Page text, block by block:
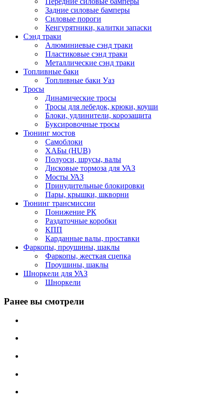
Задние силовые бамперы
Силовые пороги
Кенгурятники, калитки запаски
Сэнд траки
Алюминиевые сэнд траки
Пластиковые сэнд траки
Металлические сэнд траки
Топливные баки
Топливные баки Уаз
Тросы
Динамические тросы
Тросы для лебедок, крюки, коуши
Блоки, удлинители, корозащита
Буксировочные тросы
Тюнинг мостов
Самоблоки
ХАБы (HUB)
Полуоси, шрусы, валы
Дисковые тормоза для УАЗ
Мосты УАЗ
Принудительные блокировки
Пары, крышки, шкворни
Тюнинг трансмиссии
Понижение РК
Раздаточные коробки
КПП
Карданные валы, проставки
Фаркопы, проушины, шаклы
Фаркопы, жесткая сцепка
Проушины, шаклы
Шноркели для УАЗ
Шноркели
Ранее вы смотрели